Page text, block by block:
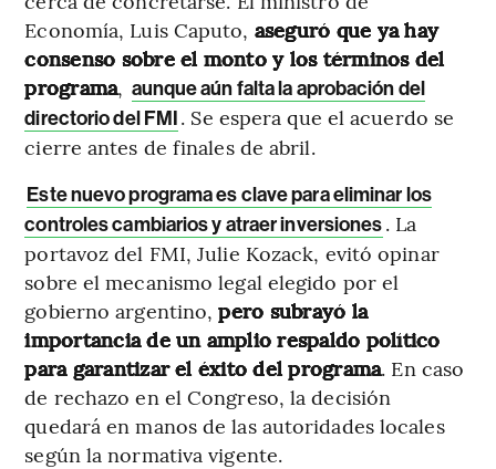
Economía, Luis Caputo, aseguró que ya hay
consenso sobre el monto y los términos del
programa, aunque aún falta la aprobación del
directorio del FMI. Se espera que el acuerdo se
cierre antes de finales de abril.
Este nuevo programa es clave para eliminar los
controles cambiarios y atraer inversiones. La
portavoz del FMI, Julie Kozack, evitó opinar
sobre el mecanismo legal elegido por el
gobierno argentino,pero subrayó la
importancia de un amplio respaldo político
para garantizar el éxito del programa. En caso
de rechazo en el Congreso, la decisión
quedará en manos de las autoridades locales
según la normativa vigente.